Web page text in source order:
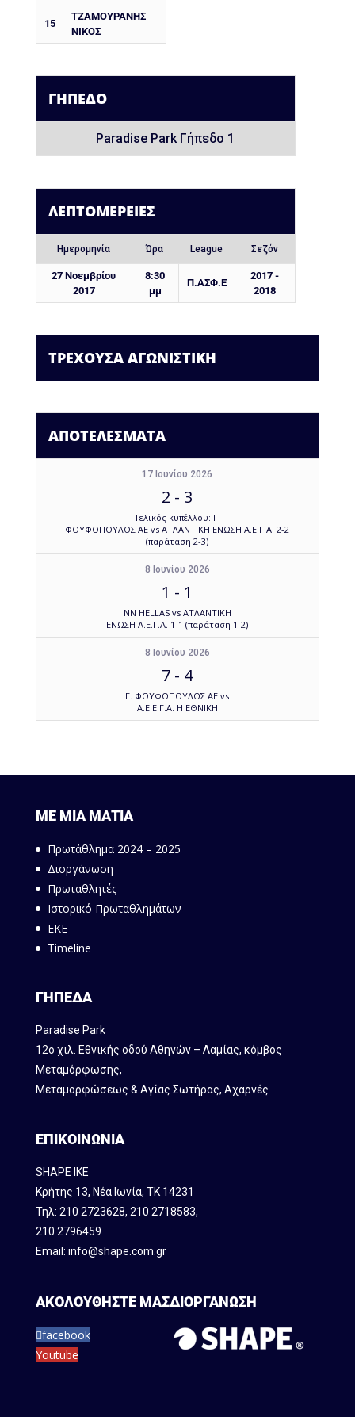
15
ΤΖΑΜΟΥΡΑΝΗΣ
ΝΙΚΟΣ
ΓΉΠΕΔΟ
Paradise Park Γήπεδο 1
ΛΕΠΤΟΜΈΡΕΙΕΣ
Ημερομηνία Ώρα League Σεζόν
27 Νοεμβρίου
2017
8:30
μμ
Π.ΑΣΦ.Ε
2017 -
2018
ΤΡΕΧΟΥΣΑ ΑΓΩΝΙΣΤΙΚΗ
ΑΠΟΤΕΛΕΣΜΑΤΑ
17 Ιουνίου 2026
2 - 3
Τελικός κυπέλλου: Γ.
ΦΟΥΦΟΠΟΥΛΟΣ ΑΕ vs ΑΤΛΑΝΤΙΚΗ ΕΝΩΣΗ Α.Ε.Γ.Α. 2-2
(παράταση 2-3)
8 Ιουνίου 2026
1 - 1
NN HELLAS vs ΑΤΛΑΝΤΙΚΗ
ΕΝΩΣΗ Α.Ε.Γ.Α. 1-1 (παράταση 1-2)
8 Ιουνίου 2026
7 - 4
Γ. ΦΟΥΦΟΠΟΥΛΟΣ ΑΕ vs
Α.Ε.Ε.Γ.Α. Η ΕΘΝΙΚΗ
ΜΕ ΜΙΑ ΜΑΤΙΑ
Πρωτάθλημα 2024 – 2025
Διοργάνωση
Πρωταθλητές
Ιστορικό Πρωταθλημάτων
ΕΚΕ
Timeline
ΓΗΠΕΔΑ
Paradise Park
12ο χιλ. Εθνικής οδού Αθηνών – Λαμίας, κόμβος
Mεταμόρφωσης,
Μεταμορφώσεως & Αγίας Σωτήρας, Αχαρνές
ΕΠΙΚΟΙΝΩΝΙΑ
SHAPE IKE
Κρήτης 13, Νέα Ιωνία, ΤΚ 14231
Τηλ: 210 2723628, 210 2718583,
210 2796459
Email: info@shape.com.gr
ΑΚΟΛΟΥΘΗΣΤΕ ΜΑΣ
facebook
Youtube
ΔΙΟΡΓΑΝΩΣΗ